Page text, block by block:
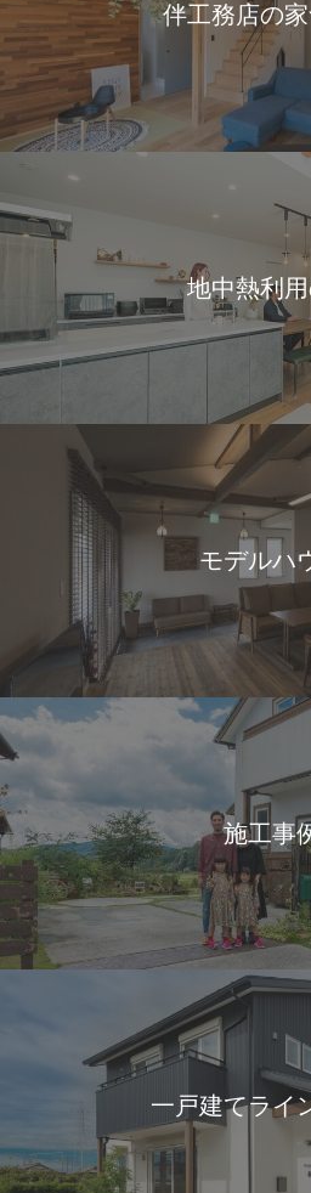
伴工務店の
地中熱利
モデルハ
施工事
一戸建てライ